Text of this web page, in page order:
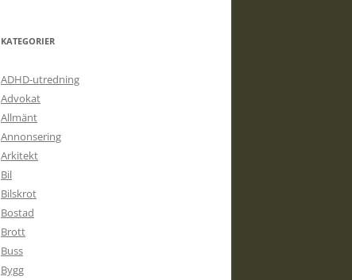
KATEGORIER
ADHD-utredning
Advokat
Allmänt
Annonsering
Arkitekt
Bil
Bilskrot
Bostad
Brott
Buss
Bygg